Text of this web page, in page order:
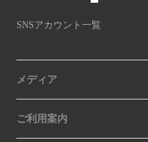
SNSアカウント一覧
メディア
ご利用案内